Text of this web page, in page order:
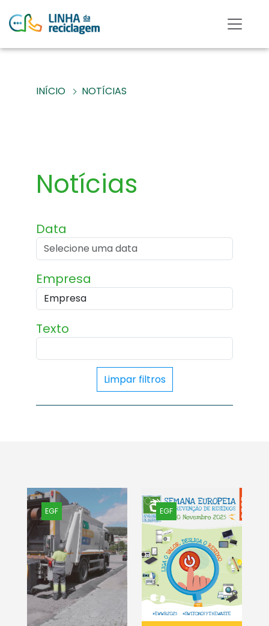
INÍCIO NOTÍCIAS
Notícias
Data
Empresa
Texto
Limpar filtros
EGF EGF